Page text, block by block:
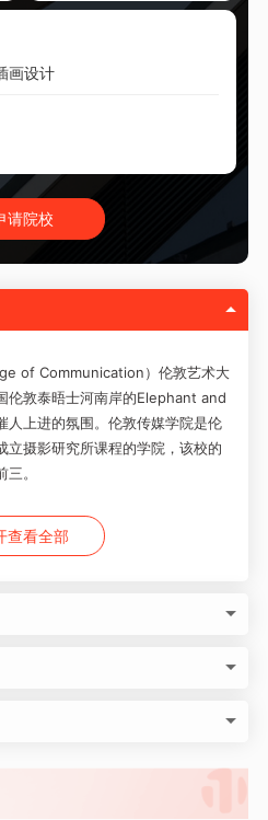
画设计
请院校
of Communication）伦敦艺术大
伦敦泰晤士河南岸的Elephant and
人上进的氛围。伦敦传媒学院是伦
立摄影研究所课程的学院，该校的
。
查看全部